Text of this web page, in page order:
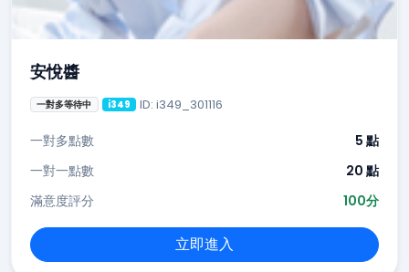
安悅醬
一對多等待中 i349 ID: i349_301116
一對多點數
5 點
一對一點數
20 點
滿意度評分
100分
立即進入